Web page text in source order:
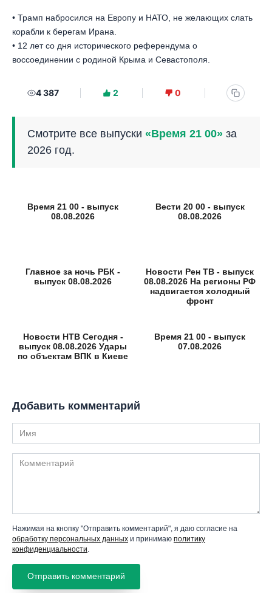
• Трамп набросился на Европу и НАТО, не желающих слать
корабли к берегам Ирана.
• 12 лет со дня исторического референдума о
воссоединении с родиной Крыма и Севастополя.
4 387 2 0
Смотрите все выпуски «Время 21 00» за
2026 год.
Время 21 00 - выпуск
08.08.2026
Вести 20 00 - выпуск
08.08.2026
Главное за ночь РБК -
выпуск 08.08.2026
Новости Рен ТВ - выпуск
08.08.2026 На регионы РФ
надвигается холодный
фронт
Новости НТВ Сегодня -
выпуск 08.08.2026 Удары
по объектам ВПК в Киеве
Время 21 00 - выпуск
07.08.2026
Добавить комментарий
Имя
Комментарий
Нажимая на кнопку "Отправить комментарий", я даю согласие на
обработку персональных данных и принимаю политику
конфиденциальности